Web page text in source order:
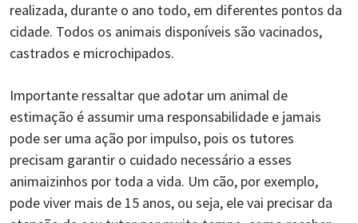
realizada, durante o ano todo, em diferentes pontos da
cidade. Todos os animais disponíveis são vacinados,
castrados e microchipados.
Importante ressaltar que adotar um animal de
estimação é assumir uma responsabilidade e jamais
pode ser uma ação por impulso, pois os tutores
precisam garantir o cuidado necessário a esses
animaizinhos por toda a vida. Um cão, por exemplo,
pode viver mais de 15 anos, ou seja, ele vai precisar da